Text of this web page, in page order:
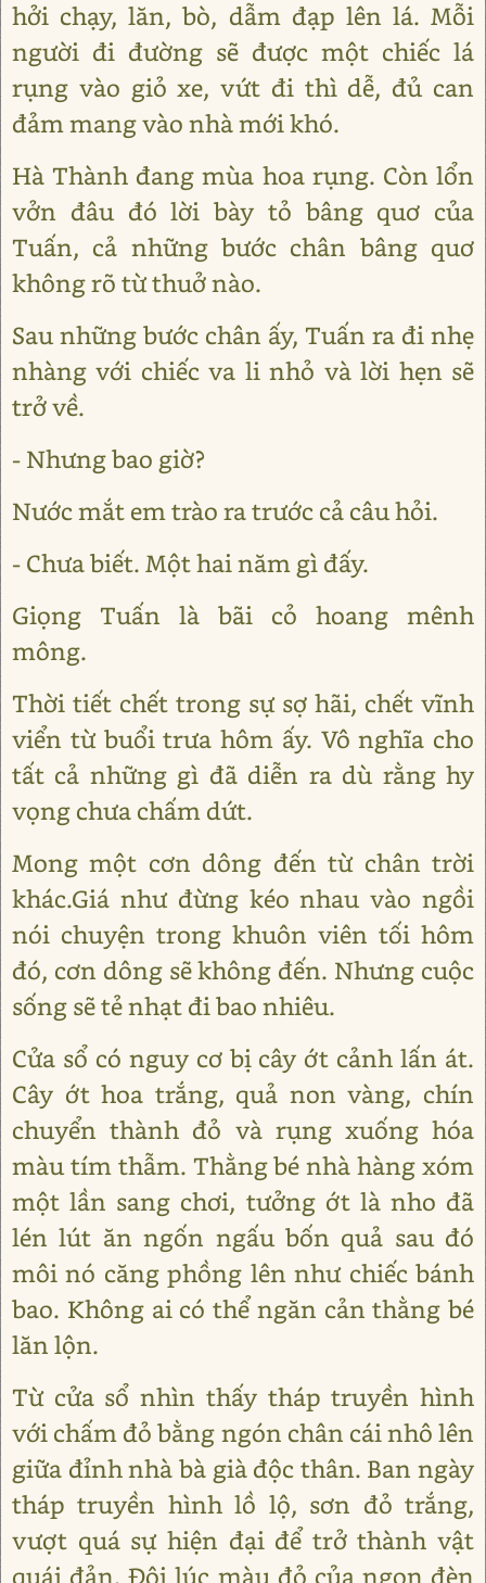
hởi chạy, lăn, bò, dẫm đạp lên lá. Mỗi
người đi đường sẽ được một chiếc lá
rụng vào giỏ xe, vứt đi thì dễ, đủ can
đảm mang vào nhà mới khó.
Hà Thành đang mùa hoa rụng. Còn lổn
vởn đâu đó lời bày tỏ bâng quơ của
Tuấn, cả những bước chân bâng quơ
không rõ từ thuở nào.
Sau những bước chân ấy, Tuấn ra đi nhẹ
nhàng với chiếc va li nhỏ và lời hẹn sẽ
trở về.
- Nhưng bao giờ?
Nước mắt em trào ra trước cả câu hỏi.
- Chưa biết. Một hai năm gì đấy.
Giọng Tuấn là bãi cỏ hoang mênh
mông.
Thời tiết chết trong sự sợ hãi, chết vĩnh
viển từ buổi trưa hôm ấy. Vô nghĩa cho
tất cả những gì đã diễn ra dù rằng hy
vọng chưa chấm dứt.
Mong một cơn dông đến từ chân trời
khác.Giá như đừng kéo nhau vào ngồi
nói chuyện trong khuôn viên tối hôm
đó, cơn dông sẽ không đến. Nhưng cuộc
sống sẽ tẻ nhạt đi bao nhiêu.
Cửa sổ có nguy cơ bị cây ớt cảnh lấn át.
Cây ớt hoa trắng, quả non vàng, chín
chuyển thành đỏ và rụng xuống hóa
màu tím thẫm. Thằng bé nhà hàng xóm
một lần sang chơi, tưởng ớt là nho đã
lén lút ăn ngốn ngấu bốn quả sau đó
môi nó căng phồng lên như chiếc bánh
bao. Không ai có thể ngăn cản thằng bé
lăn lộn.
Từ cửa sổ nhìn thấy tháp truyền hình
với chấm đỏ bằng ngón chân cái nhô lên
giữa đỉnh nhà bà già độc thân. Ban ngày
tháp truyền hình lồ lộ, sơn đỏ trắng,
vượt quá sự hiện đại để trở thành vật
quái đản. Đôi lúc màu đỏ của ngọn đèn